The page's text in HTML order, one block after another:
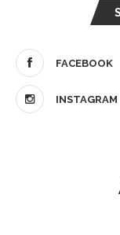
FACEBOOK
INSTAGRAM